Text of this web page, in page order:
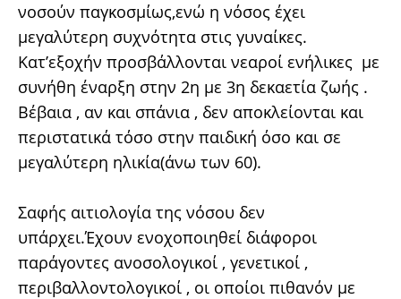
νοσούν παγκοσμίως,ενώ η νόσος έχει
μεγαλύτερη συχνότητα στις γυναίκες.
Κατ’εξοχήν προσβάλλονται νεαροί ενήλικες με
συνήθη έναρξη στην 2η με 3η δεκαετία ζωής .
Βέβαια , αν και σπάνια , δεν αποκλείονται και
περιστατικά τόσο στην παιδική όσο και σε
μεγαλύτερη ηλικία(άνω των 60).
Σαφής αιτιολογία της νόσου δεν
υπάρχει.Έχουν ενοχοποιηθεί διάφοροι
παράγοντες ανοσολογικοί , γενετικοί ,
περιβαλλοντολογικοί , οι οποίοι πιθανόν με